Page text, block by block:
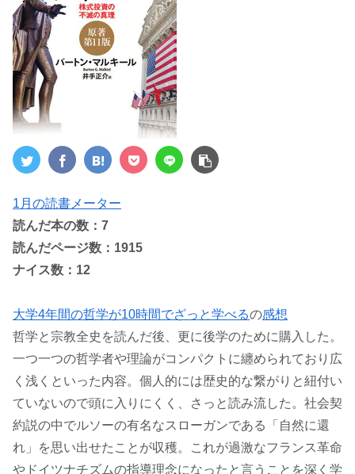
1月の読書メーター
読んだ本の数：7
読んだページ数：1915
ナイス数：12
大学4年間の哲学が10時間でざっと学べるの感想
哲学と宗教全史を読んだ後、更に後学のために購入した。
一つ一つの哲学者や理論がコンパクトに纏められており広
く浅くといった内容。個人的には歴史的な繋がりと紐付い
ていないので頭に入りにくく、さっと読み流した。社会契
約説の中でルソーの有名なスローガンである「自然に還
れ」を思い出せたことが収穫。これが過激なフランス革命
やドイツナチズムの指導理念になったと言うことを深く学